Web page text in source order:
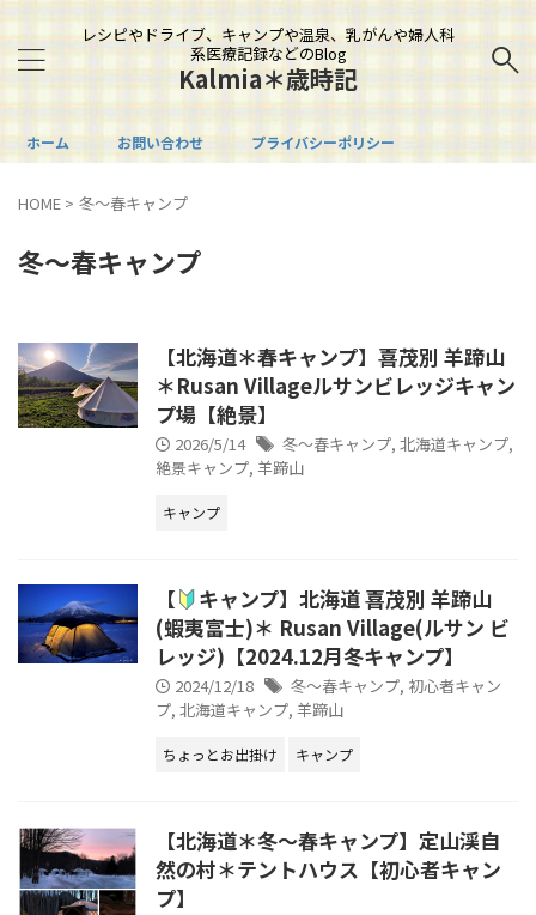
レシピやドライブ、キャンプや温泉、乳がんや婦人科
系医療記録などのBlog
Kalmia＊歳時記
ホーム お問い合わせ プライバシーポリシー
HOME > 冬～春キャンプ
冬～春キャンプ
【北海道＊春キャンプ】喜茂別 羊蹄山
＊Rusan Villageルサンビレッジキャン
プ場【絶景】
2026/5/14 冬～春キャンプ, 北海道キャンプ,
絶景キャンプ, 羊蹄山
キャンプ
【
キャンプ】北海道 喜茂別 羊蹄山
(蝦夷富士)＊ Rusan Village(ルサン ビ
レッジ)【2024.12月冬キャンプ】
2024/12/18 冬～春キャンプ, 初心者キャン
プ, 北海道キャンプ, 羊蹄山
ちょっとお出掛け キャンプ
【北海道＊冬～春キャンプ】定山渓自
然の村＊テントハウス【初心者キャン
プ】